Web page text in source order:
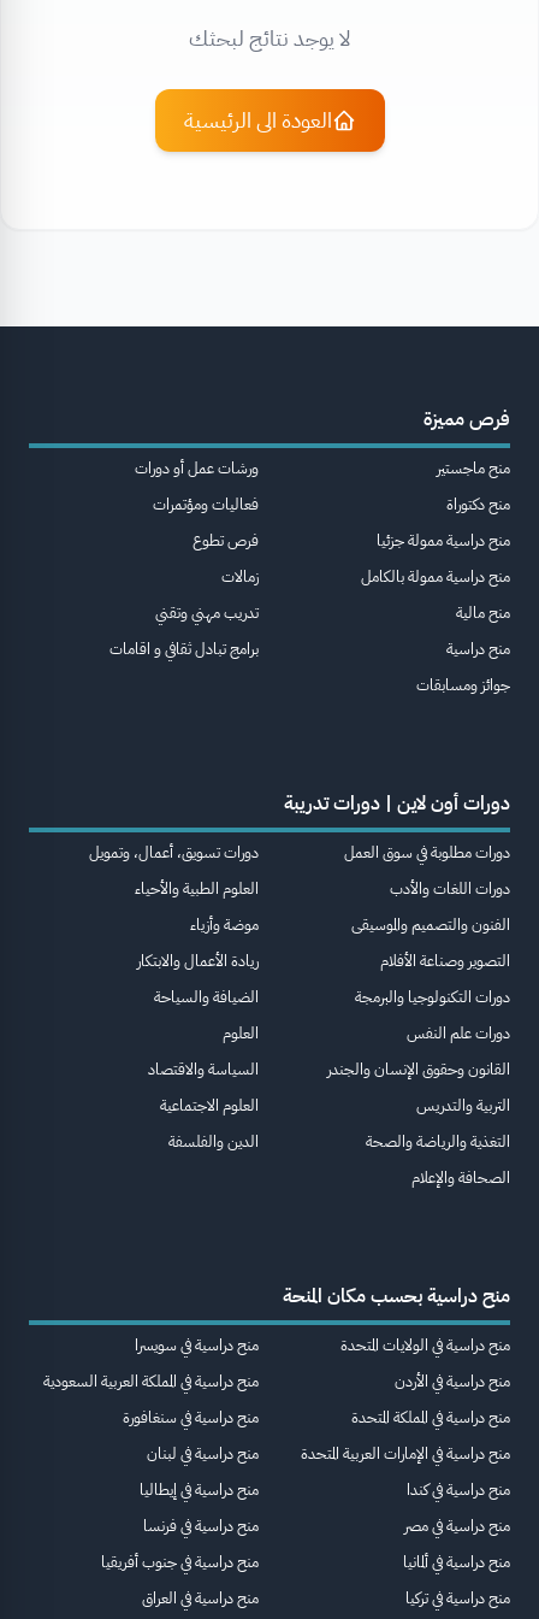
لا يوجد نتائج لبحثك
العودة الى الرئيسية
فرص مميزة
منح ماجستير
منح دكتوراة
منح دراسية ممولة جزئيا
منح دراسية ممولة بالكامل
منح مالية
منح دراسية
جوائز ومسابقات
ورشات عمل أو دورات
فعاليات ومؤتمرات
فرص تطوع
زمالات
تدريب مهني وتقني
برامج تبادل ثقافي و اقامات
دورات أون لاين | دورات تدريبة
دورات مطلوبة في سوق العمل
دورات اللغات والأدب
الفنون والتصميم والموسيقى
التصوير وصناعة الأفلام
دورات التكنولوجيا والبرمجة
دورات علم النفس
القانون وحقوق الإنسان والجندر
التربية والتدريس
التغذية والرياضة والصحة
الصحافة والإعلام
دورات تسويق، أعمال، وتمويل
العلوم الطبية والأحياء
موضة وأزياء
ريادة الأعمال والابتكار
الضيافة والسياحة
العلوم
السياسة والاقتصاد
العلوم الاجتماعية
الدين والفلسفة
منح دراسية بحسب مكان المنحة
منح دراسية في الولايات المتحدة
منح دراسية في الأردن
منح دراسية في المملكة المتحدة
منح دراسية في الإمارات العربية المتحدة
منح دراسية في كندا
منح دراسية في مصر
منح دراسية في ألمانيا
منح دراسية في تركيا
منح دراسية في سويسرا
منح دراسية في المملكة العربية السعودية
منح دراسية في سنغافورة
منح دراسية في لبنان
منح دراسية في إيطاليا
منح دراسية في فرنسا
منح دراسية في جنوب أفريقيا
منح دراسية في العراق